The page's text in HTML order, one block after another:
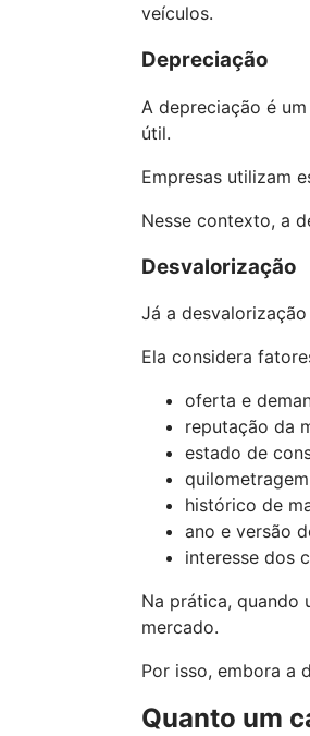
veículos.
Depreciação
A depreciação é
útil.
Empresas utilizam
Nesse contexto, a
Desvalorização
Já a
Ela considera
oferta e
reputação da
estado de
histórico de
ano e versão
interesse dos
Na prática, quando
mercado.
Por isso, embora a
Quanto um